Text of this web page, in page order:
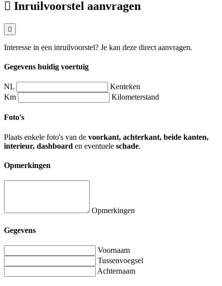
Inruilvoorstel aanvragen
Interesse in een inruilvoorstel? Je kan deze direct aanvragen.
Gegevens huidig voertuig
NL
Kenteken
Km
Kilometerstand
Foto's
Plaats enkele foto's van de voorkant, achterkant, beide kanten,
interieur, dashboard en eventuele schade.
Opmerkingen
Opmerkingen
Gegevens
Voornaam
Tussenvoegsel
Achternaam